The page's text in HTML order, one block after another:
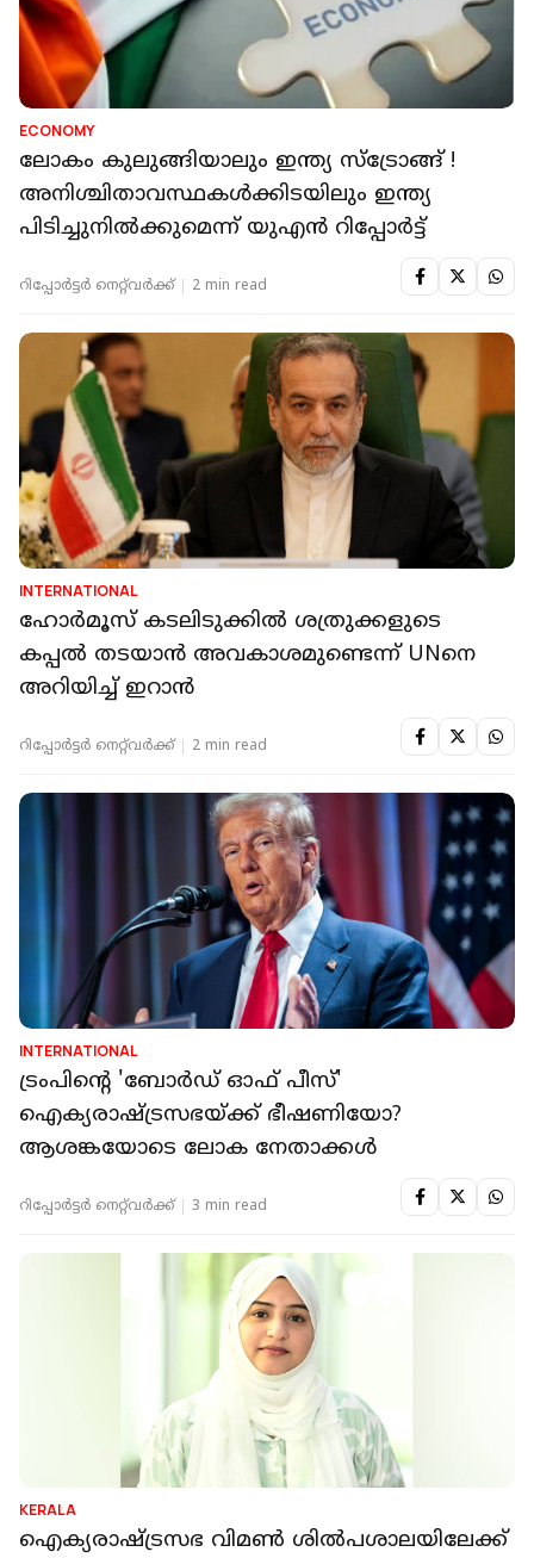
ECONOMY
ലോകം കുലുങ്ങിയാലും ഇന്ത്യ സ്ട്രോങ്ങ് !
അനിശ്ചിതാവസ്ഥകൾക്കിടയിലും ഇന്ത്യ
പിടിച്ചുനിൽക്കുമെന്ന് യുഎൻ റിപ്പോർട്ട്
റിപ്പോർട്ടർ നെറ്റ്‌വര്‍ക്ക്‌ 2 min read
INTERNATIONAL
ഹോർമൂസ് കടലിടുക്കിൽ ശത്രുക്കളുടെ
കപ്പൽ തടയാൻ അവകാശമുണ്ടെന്ന് UNനെ
അറിയിച്ച് ഇറാൻ
റിപ്പോർട്ടർ നെറ്റ്‌വര്‍ക്ക്‌ 2 min read
INTERNATIONAL
ട്രംപിൻ്റെ 'ബോർഡ് ഓഫ് പീസ്'
ഐക്യരാഷ്ട്രസഭയ്ക്ക് ഭീഷണിയോ?
ആശങ്കയോടെ ലോക നേതാക്കൾ
റിപ്പോർട്ടർ നെറ്റ്‌വര്‍ക്ക്‌ 3 min read
KERALA
ഐക്യരാഷ്ട്രസഭ വിമൺ ശിൽപശാലയിലേക്ക്